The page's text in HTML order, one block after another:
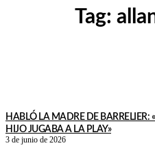
Tag:
HABLÓ LA MADRE DE BARRELIER:
HIJO JUGABA A LA PLAY»
3 de junio de 2026